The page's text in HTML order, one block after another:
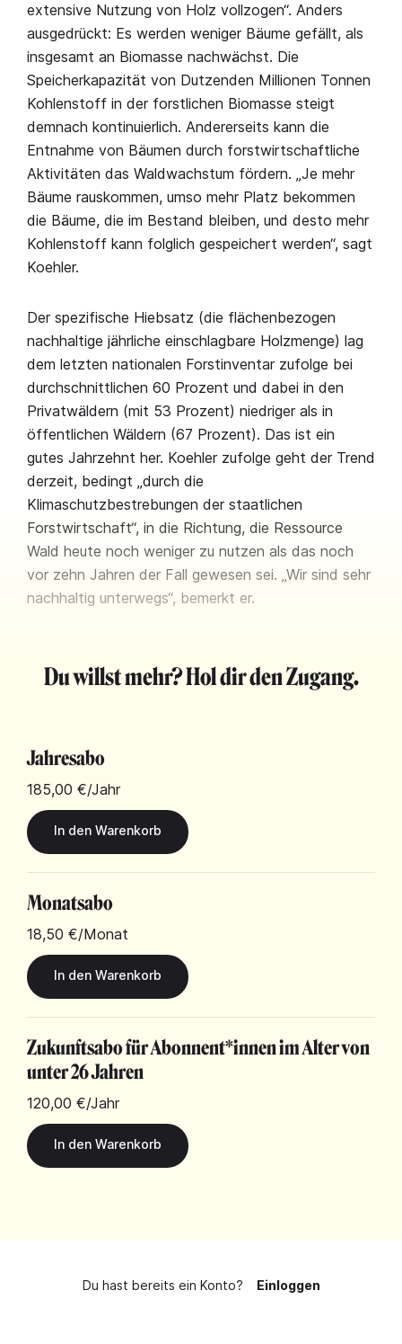
extensive Nutzung von Holz vollzogen“. Anders
ausgedrückt: Es werden weniger Bäume gefällt, als
insgesamt an Biomasse nachwächst. Die
Speicherkapazität von Dutzenden Millionen Tonnen
Kohlenstoff in der forstlichen Biomasse steigt
demnach kontinuierlich. Andererseits kann die
Entnahme von Bäumen durch forstwirtschaftliche
Aktivitäten das Waldwachstum fördern. „Je mehr
Bäume rauskommen, umso mehr Platz bekommen
die Bäume, die im Bestand bleiben, und desto mehr
Kohlenstoff kann folglich gespeichert werden“, sagt
Koehler.
Der spezifische Hiebsatz (die flächenbezogen
nachhaltige jährliche einschlagbare Holzmenge) lag
dem letzten nationalen Forstinventar zufolge bei
durchschnittlichen 60 Prozent und dabei in den
Privatwäldern (mit 53 Prozent) niedriger als in
öffentlichen Wäldern (67 Prozent). Das ist ein
gutes Jahrzehnt her. Koehler zufolge geht der Trend
derzeit, bedingt „durch die
Klimaschutzbestrebungen der staatlichen
Forstwirtschaft“, in die Richtung, die Ressource
Wald heute noch weniger zu nutzen als das noch
vor zehn Jahren der Fall gewesen sei. „Wir sind sehr
nachhaltig unterwegs“, bemerkt er.
Du willst mehr? Hol dir den Zugang.
Jahresabo
185,00 €/Jahr
Monatsabo
18,50 €/Monat
Zukunftsabo für Abonnent*innen im Alter von
unter 26 Jahren
120,00 €/Jahr
Du hast bereits ein Konto? Einloggen